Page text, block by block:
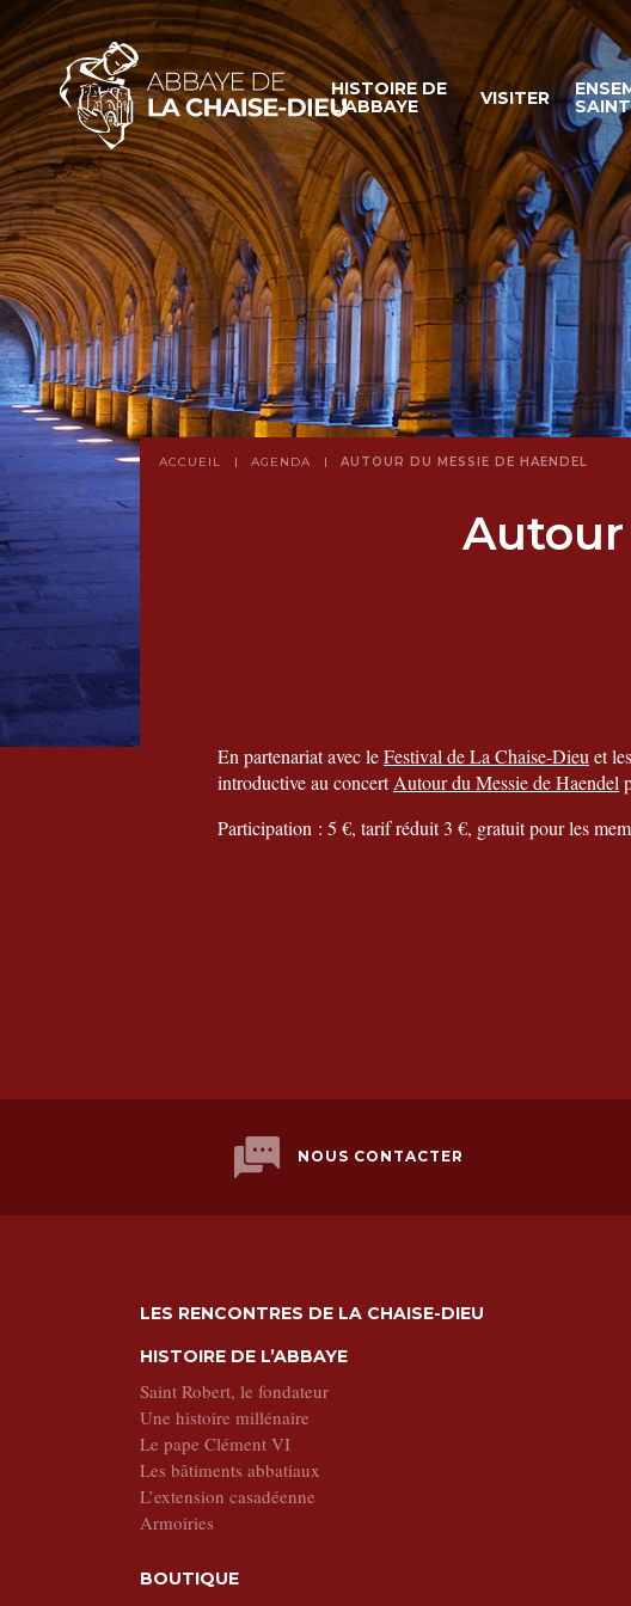
HISTOIRE DE
L’ABBAYE
VISITER
ACCUEIL AGENDA AUTOUR DU MESSIE DE HAENDEL
Autour
En partenariat avec leFestival de La Chaise-Dieuet les
introductive au concertAutour du Messie de Haendel
Participation : 5 €, tarif réduit 3 €, gratuit pour les
NOUS CONTACTER
LES RENCONTRES DE LA CHAISE-DIEU
HISTOIRE DE L’ABBAYE
Saint Robert, le fondateur
Une histoire millénaire
Le pape Clément VI
Les bâtiments abbatiaux
L’extension casadéenne
Armoiries
BOUTIQUE